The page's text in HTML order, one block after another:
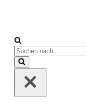
Suchen
nach …